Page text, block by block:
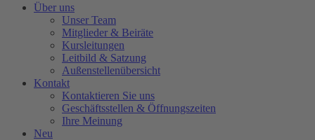
Über uns
Unser Team
Mitglieder & Beiräte
Kursleitungen
Leitbild & Satzung
Außenstellenübersicht
Kontakt
Kontaktieren Sie uns
Geschäftsstellen & Öffnungszeiten
Ihre Meinung
Neu